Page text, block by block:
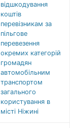
відшкодування
коштів
перевізникам за
пільгове
перевезення
окремих категорій
громадян
автомобільним
транспортом
загального
користування в
місті Ніжині